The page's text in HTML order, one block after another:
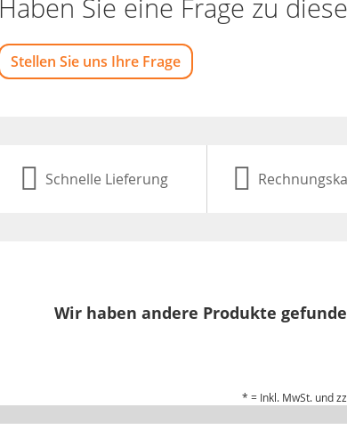
Haben Sie eine Frage zu
Stellen Sie uns Ihre Frage
Schnelle Lieferung
Wir haben andere Produkte
* = Inkl. MwSt. und